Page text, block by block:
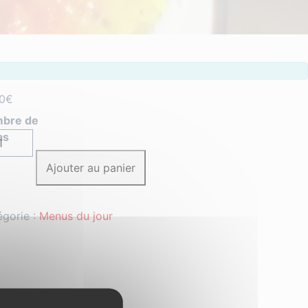
€
Ajouter au panier
:Menus du jour